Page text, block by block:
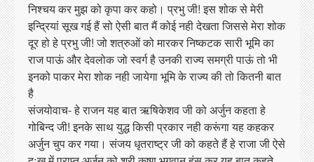
निश्चय कर मुझ को कृपा कर कहो। प्रभु जी! इस शोक से मेरी
इन्द्रियां सूख गई हैं सो ऐसी बात मैं कोई नही देखता जिससे मेरा शोक
दूर हो हे प्रभु जी! जो शत्रुओं को मारकर निष्कटक सारी भूमि का
राज पाऊं और देवलोक जो स्वर्ग है उनकी राज्य समग्री पाऊं तो भी
इनको पाकर मेरा शोक नही जायेगा भूमि के राज्य की तो कितनी बात
है
संजयोवाच- हे राजन यह बात ऋषिकेशव जी को अर्जुन कहता हे
गोबिन्द जी! इनके साथ युद्ध किसी प्रकार नही करूंगा यह कहकर
अर्जुन चुप कर गया। संजय धृतराष्ट्र जी को कहते हैं हे राजा जी ऐसे